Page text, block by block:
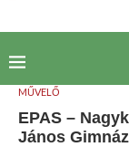
MŰVELŐ
EPAS –
János